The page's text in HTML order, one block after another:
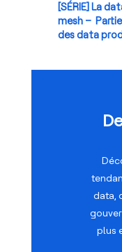
[SÉRIE] La
mesh –
des data
data,
plus